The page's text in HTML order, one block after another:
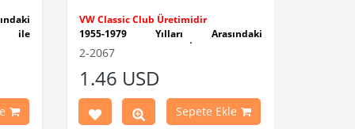
ile
VW Classic Club Üretimidir
1955-1979 Yılları Arasındaki
Kaplumbağa Modelleri İle Uyumludur
Kaplumbağa Modelleri İle Uyumludur
Modelleri İle Uyumludur
1968-1979 Yılları Arasındaki T2
2-2067
1.46 USD
Sepete Ekle